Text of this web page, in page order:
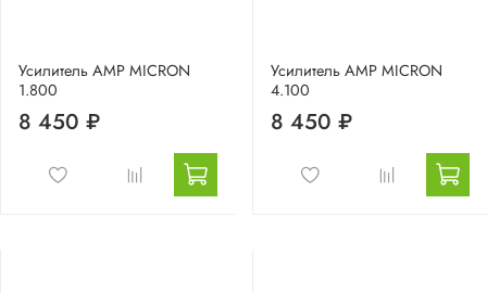
Усилитель AMP MICRON
1.800
8 450 ₽
Усилитель AMP MICRON
4.100
8 450 ₽